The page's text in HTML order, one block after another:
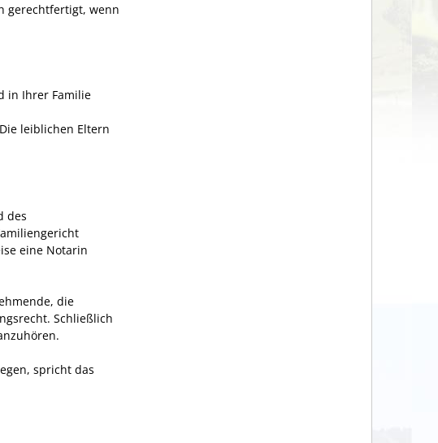
gerechtfertigt, wenn
in Ihrer Familie
leiblichen Eltern
des
eine Notarin
die
Schließlich
spricht das